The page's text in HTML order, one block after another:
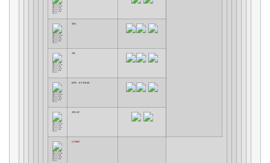
XPEL
VPE
BVPE – NOVEDAD
XPEL/SP
COMBY